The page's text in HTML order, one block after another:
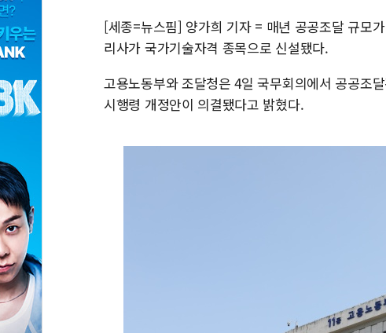
[세종=뉴스핌] 양가희 기자 = 매년 공공조달 규모
리사가 국가기술자격 종목으로 신설됐다.
고용노동부와 조달청은 4일 국무회의에서 공공조
시행령 개정안이 의결됐다고 밝혔다.